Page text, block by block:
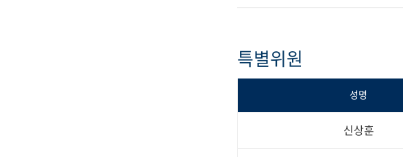
특별위원
성명
신상훈